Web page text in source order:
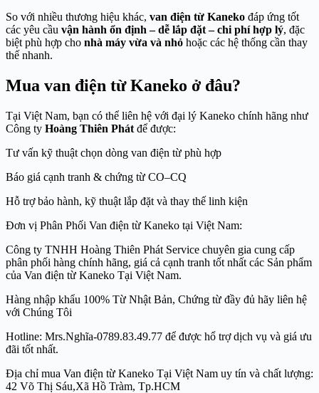
So với nhiều thương hiệu khác, van điện từ Kaneko đáp ứng tốt
các yêu cầu vận hành ổn định – dễ lắp đặt – chi phí hợp lý, đặc
biệt phù hợp cho nhà máy vừa và nhỏ hoặc các hệ thống cần thay
thế nhanh.
Mua van điện từ Kaneko ở đâu?
Tại Việt Nam, bạn có thể liên hệ với đại lý Kaneko chính hãng như
Công ty Hoàng Thiên Phát để được:
Tư vấn kỹ thuật chọn dòng van điện từ phù hợp
Báo giá cạnh tranh & chứng từ CO–CQ
Hỗ trợ bảo hành, kỹ thuật lắp đặt và thay thế linh kiện
Đơn vị Phân Phối Van điện từ Kaneko tại Việt Nam:
Công ty TNHH Hoàng Thiên Phát Service chuyên gia cung cấp
phân phối hàng chính hãng, giá cả cạnh tranh tốt nhất các Sản phẩm
của Van điện từ Kaneko Tại Việt Nam.
Hàng nhập khẩu 100% Từ Nhật Bản, Chứng từ đầy đủ hãy liên hệ
với Chúng Tôi
Hotline: Mrs.Nghĩa-0789.83.49.77 để được hổ trợ dịch vụ và giá ưu
đãi tốt nhất.
Địa chỉ mua Van điện từ Kaneko Tại Việt Nam uy tín và chất lượng:
42 Võ Thị Sáu,Xã Hồ Tràm, Tp.HCM